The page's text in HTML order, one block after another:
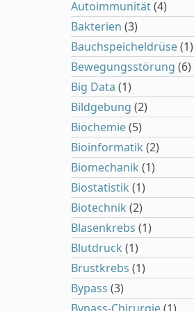
Autoimmunität(4)
Bakterien (3)
Bauchspeicheldrüse(1)
Bewegungsstörung (6)
Big Data (1)
Bildgebung (2)
Biochemie(5)
Bioinformatik (2)
Biomechanik (1)
Biostatistik (1)
Biotechnik (2)
Blasenkrebs (1)
Blutdruck (1)
Brustkrebs (1)
Bypass (3)